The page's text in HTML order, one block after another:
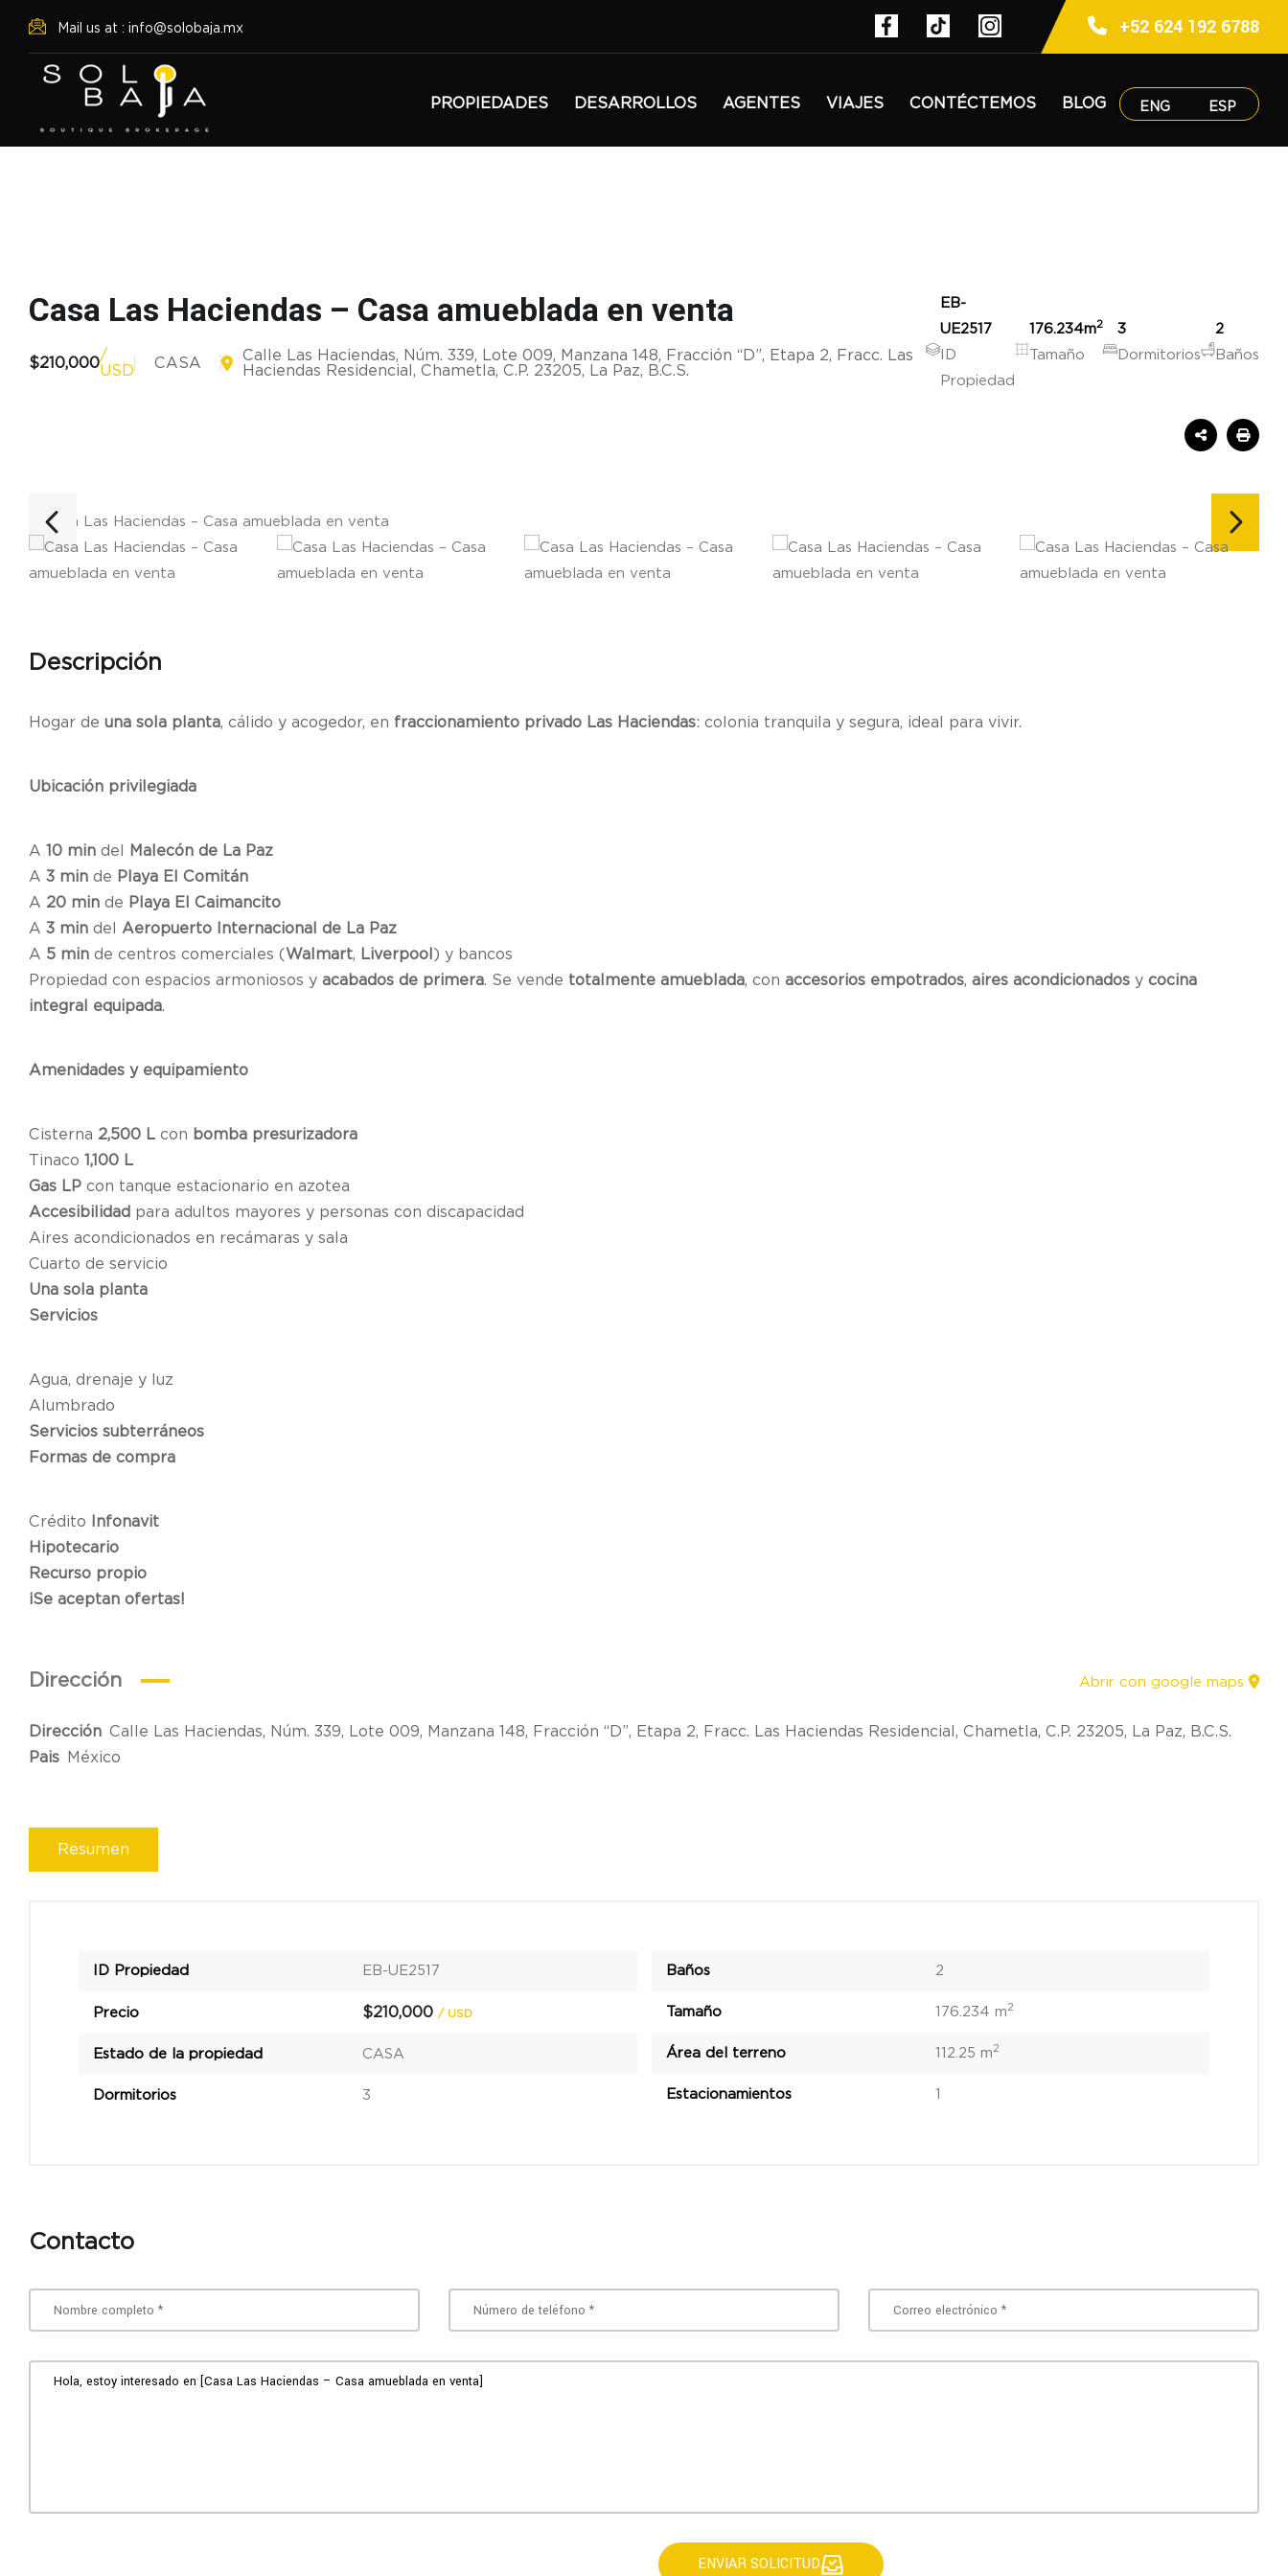
Mail us at : info@solobaja.mx +52 624 192 6788
PROPIEDADES DESARROLLOS AGENTES VIAJES CONTÉCTEMOS BLOG ENG ESP
Casa Las Haciendas – Casa amueblada en venta
$210,000/
USD
CASA
Calle Las Haciendas, Núm. 339, Lote 009, Manzana 148, Fracción “D”, Etapa 2, Fracc. Las
Haciendas Residencial, Chametla, C.P. 23205, La Paz, B.C.S.
EB-
UE2517
ID
Propiedad
176.234m2
Tamaño
3
Dormitorios
2
Baños
Descripción
Hogar de una sola planta, cálido y acogedor, en fraccionamiento privado Las Haciendas: colonia tranquila y segura, ideal para vivir.
Ubicación privilegiada
A 10 min del Malecón de La Paz
A 3 min de Playa El Comitán
A 20 min de Playa El Caimancito
A 3 min del Aeropuerto Internacional de La Paz
A 5 min de centros comerciales (Walmart, Liverpool) y bancos
Propiedad con espacios armoniosos y acabados de primera. Se vende totalmente amueblada, con accesorios empotrados, aires acondicionados y cocina
integral equipada.
Amenidades y equipamiento
Cisterna 2,500 L con bomba presurizadora
Tinaco 1,100 L
Gas LP con tanque estacionario en azotea
Accesibilidad para adultos mayores y personas con discapacidad
Aires acondicionados en recámaras y sala
Cuarto de servicio
Una sola planta
Servicios
Agua, drenaje y luz
Alumbrado
Servicios subterráneos
Formas de compra
Crédito Infonavit
Hipotecario
Recurso propio
¡Se aceptan ofertas!
Dirección
Dirección Calle Las Haciendas, Núm. 339, Lote 009, Manzana 148, Fracción “D”, Etapa 2, Fracc. Las Haciendas Residencial, Chametla, C.P. 23205, La Paz, B.C.S.
Pais México
Abrir con google maps
Resumen
ID Propiedad EB-UE2517
Precio $210,000/ USD
Estado de la propiedad CASA
Dormitorios 3
Baños 2
Tamaño 176.234 m2
Área del terreno 112.25 m2
Estacionamientos 1
Contacto
ENVIAR SOLICITUD